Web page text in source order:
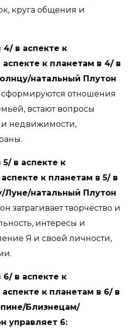
круга общения и
в аспекте к
к планетам в 4/ в
натальный Плутон
отношения
встают вопросы
недвижимости,
в аспекте к
к планетам в 5/ в
Луне/натальный Плутон
затрагивает творчество и
интересы и
Я и своей личности,
в аспекте к
к планетам в 6/ в
Близнецам/
управляет 6: